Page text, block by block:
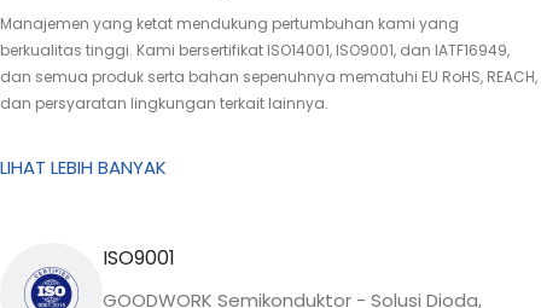
Manajemen yang ketat mendukung pertumbuhan kami yang
berkualitas tinggi. Kami bersertifikat ISO14001, ISO9001, dan IATF16949,
dan semua produk serta bahan sepenuhnya mematuhi EU RoHS, REACH,
dan persyaratan lingkungan terkait lainnya.
LIHAT LEBIH BANYAK
ISO9001
GOODWORK Semikonduktor - Solusi Dioda,